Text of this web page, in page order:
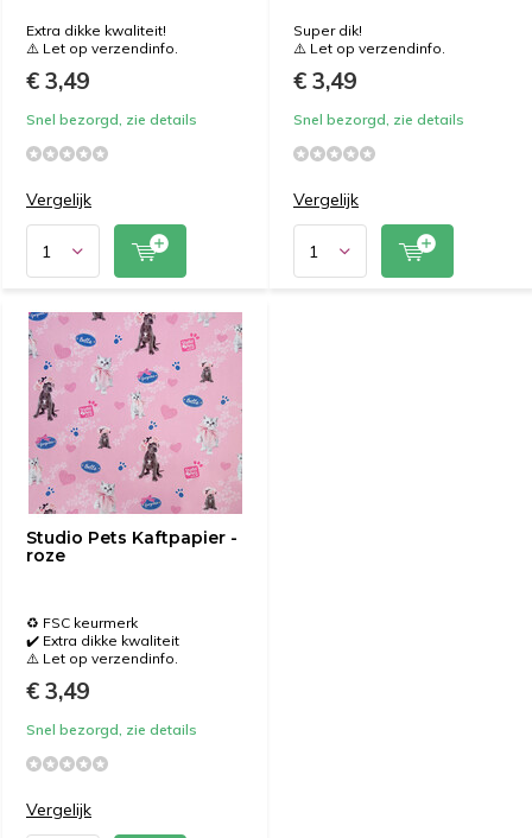
Extra dikke kwaliteit!
⚠️ Let op verzendinfo.
€ 3,49
Snel bezorgd, zie details
Vergelijk
Super dik!
⚠️ Let op verzendinfo.
€ 3,49
Snel bezorgd, zie details
Vergelijk
Studio Pets Kaftpapier -
roze
♻️ FSC keurmerk
✔️ Extra dikke kwaliteit
⚠️ Let op verzendinfo.
€ 3,49
Snel bezorgd, zie details
Vergelijk